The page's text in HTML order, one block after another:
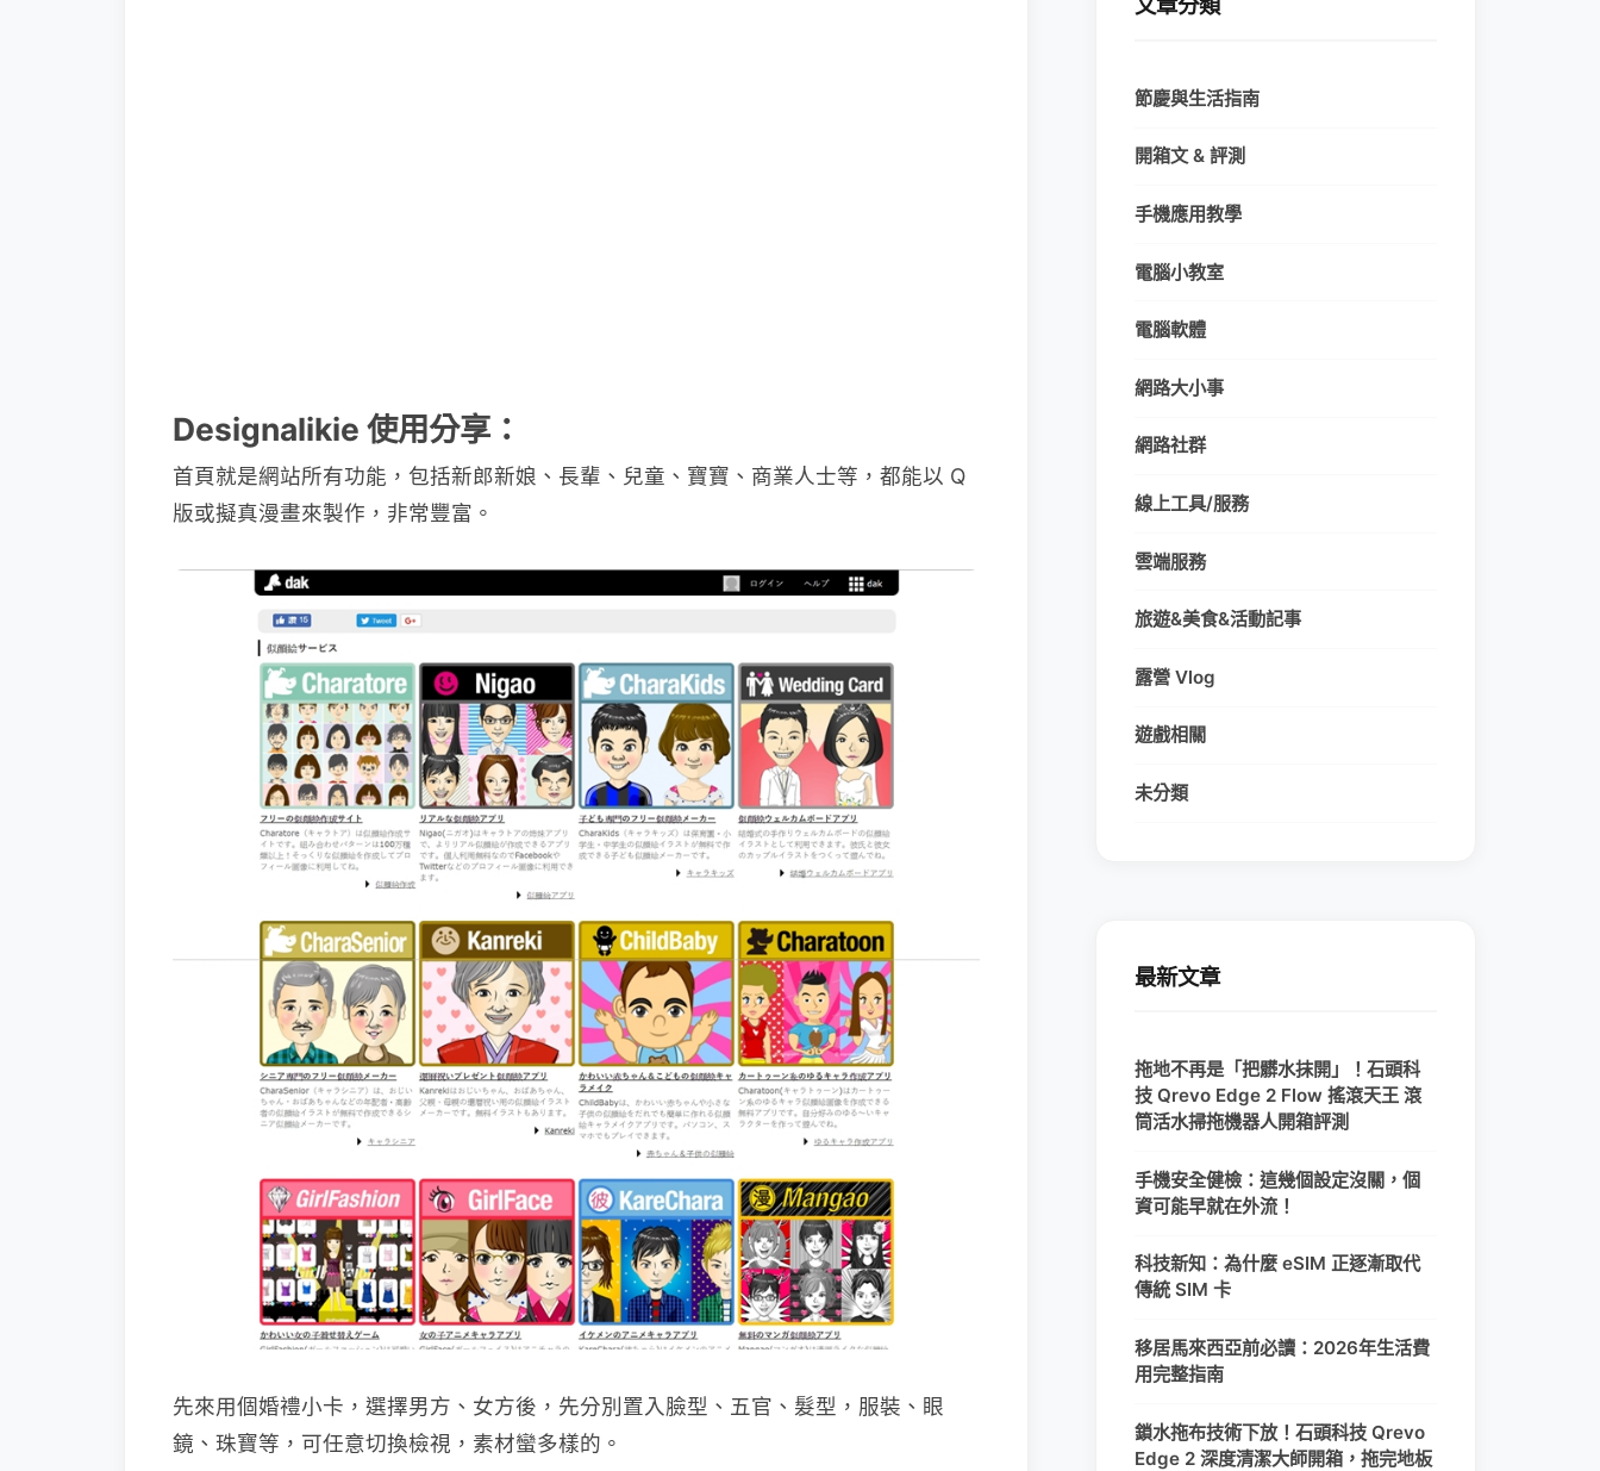
Designalikie 使用分享：
首頁就是網站所有功能，包括新郎新娘、長輩、兒童、寶寶、商業人士等，都能以 Q
版或擬真漫畫來製作，非常豐富。
先來用個婚禮小卡，選擇男方、女方後，先分別置入臉型、五官、髮型，服裝、眼
鏡、珠寶等，可任意切換檢視，素材蠻多樣的。
節慶與生活指南
開箱文 & 評測
手機應用教學
電腦小教室
電腦軟體
網路大小事
網路社群
線上工具/服務
雲端服務
旅遊&美食&活動記事
露營 Vlog
遊戲相關
未分類
最新文章
拖地不再是「把髒水抹開」！石頭科
技 Qrevo Edge 2 Flow 搖滾天王 滾
筒活水掃拖機器人開箱評測
手機安全健檢：這幾個設定沒關，個
資可能早就在外流！
科技新知：為什麼 eSIM 正逐漸取代
傳統 SIM 卡
移居馬來西亞前必讀：2026年生活費
用完整指南
鎖水拖布技術下放！石頭科技 Qrevo
Edge 2 深度清潔大師開箱，拖完地板